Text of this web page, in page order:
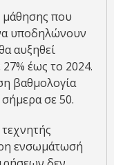
μάθησης που
υποδηλώνουν
αυξηθεί
έως το 2024.
βαθμολογία
σε 50.
ενσωμάτωσή